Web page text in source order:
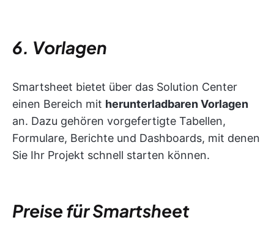
6. Vorlagen
Smartsheet bietet über das Solution Center
einen Bereich mit herunterladbaren Vorlagen
an. Dazu gehören vorgefertigte Tabellen,
Formulare, Berichte und Dashboards, mit denen
Sie Ihr Projekt schnell starten können.
Preise für Smartsheet